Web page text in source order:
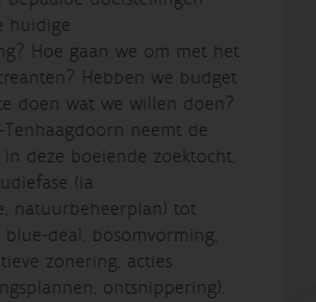
huidige
Hoe gaan we om met het
Hebben we budget
doen wat we willen doen?
Tenhaagdoorn neemt de
deze boeiende zoektocht,
(ia
natuurbeheerplan) tot
blue-deal, bosomvorming,
zonering, acties
ontsnippering).